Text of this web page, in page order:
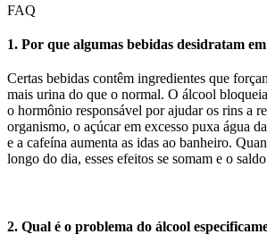
FAQ
1. Por que algumas bebidas desidratam
Certas bebidas contêm ingredientes que
mais urina do que o normal. O álcool
o hormônio responsável por ajudar os rins a
organismo, o açúcar em excesso puxa água
e a cafeína aumenta as idas ao banheiro.
longo do dia, esses efeitos se somam e o
2. Qual é o problema do álcool